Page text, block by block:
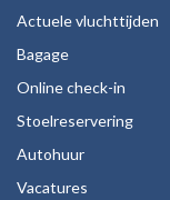
Actuele vluchttijden
Bagage
Online check-in
Stoelreservering
Autohuur
Vacatures